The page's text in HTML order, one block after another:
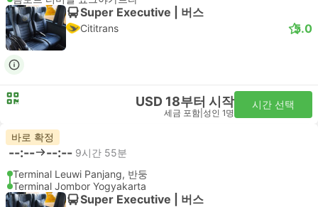
Super Executive | 버스
Cititrans 5.0
USD 18부터 시작
세금 포함 성인 1명
시간 선택
바로 확정
--:-- --:-- 9시간 55분
Terminal Leuwi Panjang, 반둥
Terminal Jombor Yogyakarta
Super Executive | 버스